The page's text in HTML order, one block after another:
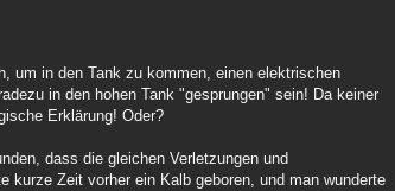
um in den Tank zu kommen, einen elektrischen
in den hohen Tank "gesprungen" sein! Da keiner
Erklärung! Oder?
dass die gleichen Verletzungen und
kurze Zeit vorher ein Kalb geboren, und man wunderte